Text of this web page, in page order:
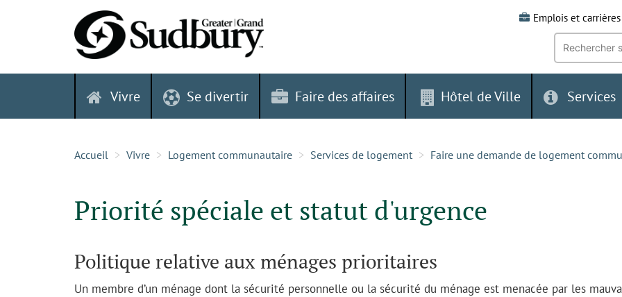
Emplois et carrières
Recherche
mot-
clé:
Vivre Se divertir Faire des affaires Hôtel de Ville Services
Accueil Vivre Logement communautaire Services de logement Faire une demande de logement
Priorité spéciale et statut d'urgence
Politique relative aux ménages prioritaires
Un membre d’un ménage dont la sécurité personnelle ou la sécurité du ménage est menacée par les